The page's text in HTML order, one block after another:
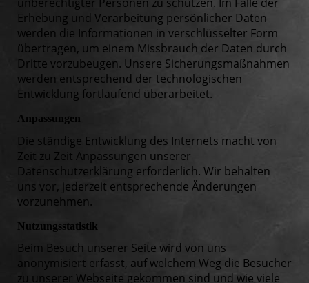
unberechtigter Personen zu schützen. Im Falle der
Erhebung und Verarbeitung persönlicher Daten
werden die Informationen in verschlüsselter Form
übertragen, um einem Missbrauch der Daten durch
Dritte vorzubeugen. Unsere Sicherungsmaßnahmen
werden entsprechend der technologischen
Entwicklung fortlaufend überarbeitet.
Anpassungen
Die ständige Entwicklung des Internets macht von
Zeit zu Zeit Anpassungen unserer
Datenschutzerklärung erforderlich. Wir behalten
uns vor, jederzeit entsprechende Änderungen
vorzunehmen.
Nutzungsstatistik
Beim Besuch unserer Seite wird von uns
anonymisiert erfasst, auf welchem Weg die Besucher
zu unserer Webseite gekommen sind und wie viele